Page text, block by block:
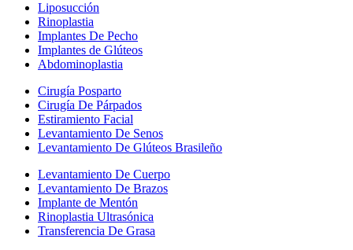
Liposucción
Rinoplastia
Implantes De Pecho
Implantes de Glúteos
Abdominoplastia
Cirugía Posparto
Cirugía De Párpados
Estiramiento Facial
Levantamiento De Senos
Levantamiento De Glúteos Brasileño
Levantamiento De Cuerpo
Levantamiento De Brazos
Implante de Mentón
Rinoplastia Ultrasónica
Transferencia De Grasa